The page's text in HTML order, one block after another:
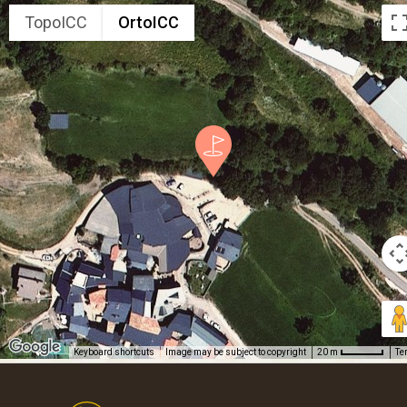
TopoICC OrtoICC
Keyboard shortcuts Image may be subject to copyright 20 m